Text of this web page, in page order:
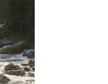
pomocou dotykových gest či